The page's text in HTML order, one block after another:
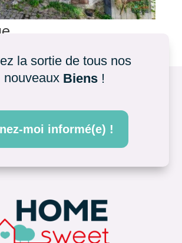
la sortie de tous nos
nouveaux Biens !
moi informé(e) !